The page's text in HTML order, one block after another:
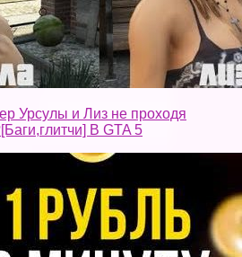
Урсулы и Лиз не проходя
В GTA 5